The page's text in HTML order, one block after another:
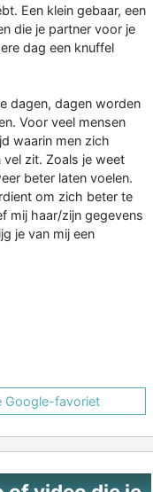
Een klein gebaar, een
die je partner voor je
dag een knuffel
dagen, dagen worden
Voor veel mensen
waarin men zich
vel zit. Zoals je weet
beter laten voelen.
om zich beter te
mij haar/zijn gegevens
je van mij een
Google-favoriet